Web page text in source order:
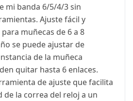
mi banda 6/5/4/3 sin
Ajuste fácil y
muñecas de 6 a 8
se puede ajustar de
de la muñeca
quitar hasta 6 enlaces.
de ajuste que facilita
la correa del reloj a un